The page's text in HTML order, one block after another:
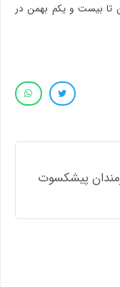
تا بیست و یکم بهمن در
پیشکسوت